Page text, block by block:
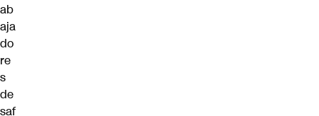
ab
aja
do
re
s
de
saf